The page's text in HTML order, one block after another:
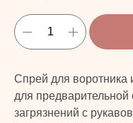
Спрей для воротника
для
загрязнений с